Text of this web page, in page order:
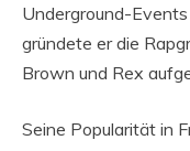
Underground-
gründete er die
Brown und Rex
Seine Popularität in